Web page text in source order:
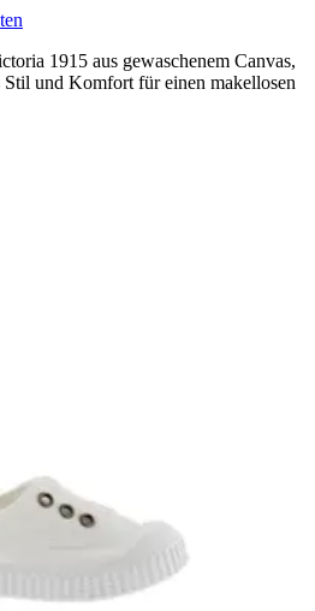
1915 aus gewaschenem Canvas,
und Komfort für einen makellosen